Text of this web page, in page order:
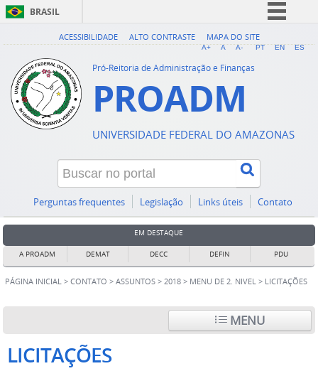
BRASIL
Simplifique!
Acesso à informação
ACESSIBILIDADE ALTO CONTRASTE MAPA DO SITE
A+ A A- PT EN ES
Pró-Reitoria de Administração e Finanças
PROADM
UNIVERSIDADE FEDERAL DO AMAZONAS
Perguntas frequentes Legislação Links úteis Contato
EM DESTAQUE
A PROADM DEMAT DECC DEFIN PDU
PÁGINA INICIAL > CONTATO > ASSUNTOS > 2018 > MENU DE 2. NIVEL > LICITAÇÕES
MENU
LICITAÇÕES